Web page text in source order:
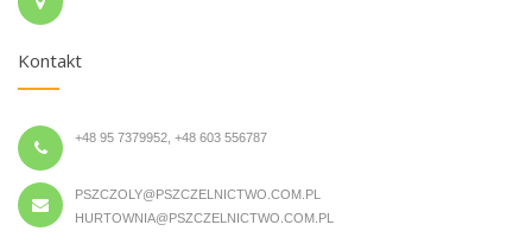
Kontakt
+48 95 7379952, +48 603 556787
PSZCZOLY@PSZCZELNICTWO.COM.PL
HURTOWNIA@PSZCZELNICTWO.COM.PL